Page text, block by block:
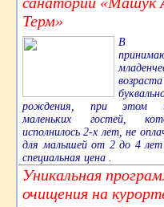
Терм»
В
рождения, при этом
маленьких гостей,
исполнилось 2-х лет, не
для малышей от 2 до 4 лет
специальная цена .
Уникальная
очищения на